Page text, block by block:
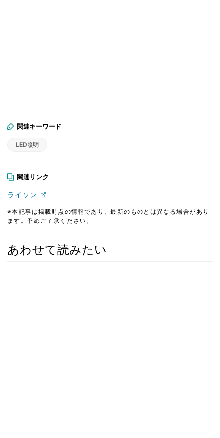
関連キーワード
LED照明
関連リンク
ライソン
※本記事は掲載時点の情報であり、最新のものとは異なる場合があり
ます。予めご了承ください。
あわせて読みたい